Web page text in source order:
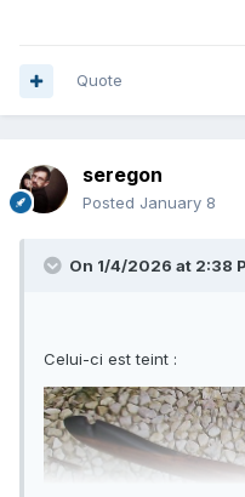
Quote
seregon
Posted January 8
On 1/4/2026 at 2:38
Celui-ci est teint :